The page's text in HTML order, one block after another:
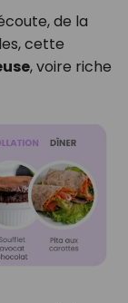
de la
cette
, voire riche